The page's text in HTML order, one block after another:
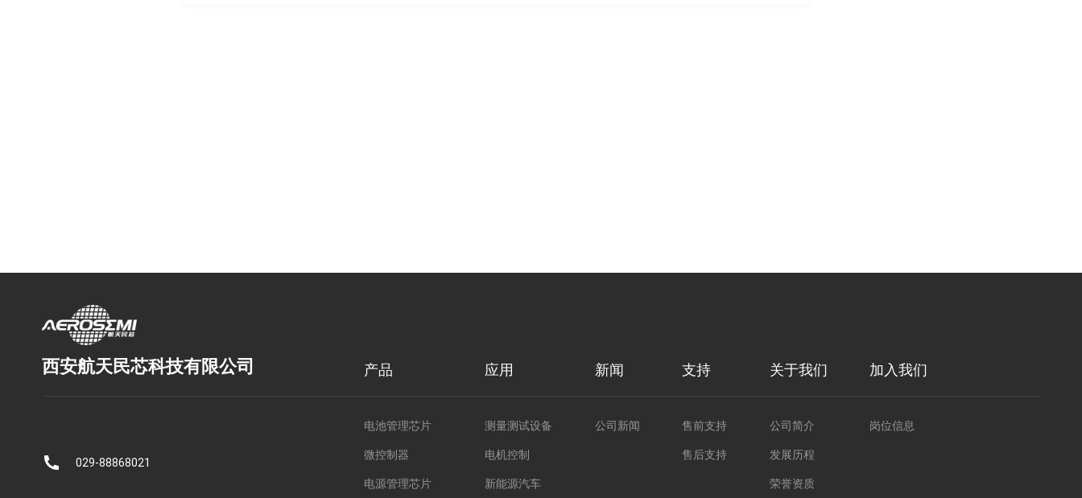
西安航天民芯科技有限公司
029-88868021
产品
电池管理芯片
微控制器
电源管理芯片
应用
测量测试设备
电机控制
新能源汽车
新闻
公司新闻
支持
售前支持
售后支持
关于我们
公司简介
发展历程
荣誉资质
加入我们
岗位信息